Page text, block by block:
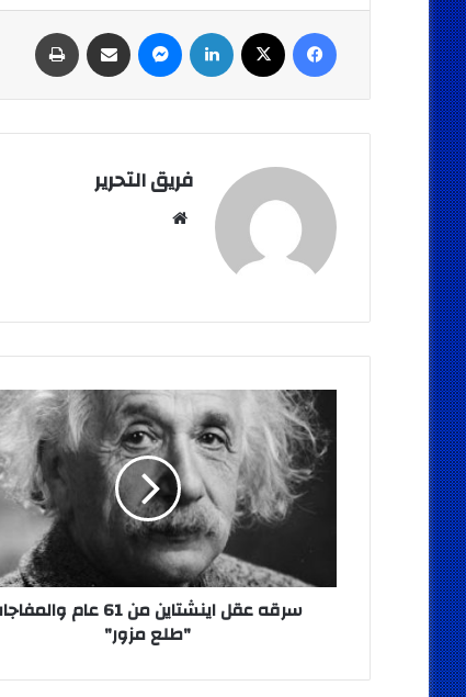
فيسبوك لينكدإن ماسنجر مشاركة عبر البريد
فريق التحرير
سرقه
عقل
اينشتاين
من
مزور"
سرقه عقل اينشتاين من 61 عام
"طلع مزور"